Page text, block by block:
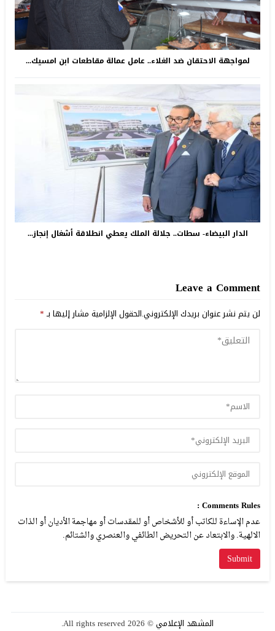
لمواجهة الاحتقان ضد الغلاء.. عامل عمالة مقاطعات ابن امسيك...
الدار البيضاء- سطات.. جلالة الملك يعطي انطلاقة أشغال إنجاز...
Leave a Comment
لن يتم نشر عنوان بريدك الإلكتروني.الحقول الإلزامية مشار إليها بـ*
Comments Rules :
عدم الإساءة للكاتب أو للأشخاص أو للمقدسات أو مهاجمة الأديان أو الذات
الالهية. والابتعاد عن التحريض الطائفي والعنصري والشتائم.
المشهد الإعلامي© 2026 All rights reserved.